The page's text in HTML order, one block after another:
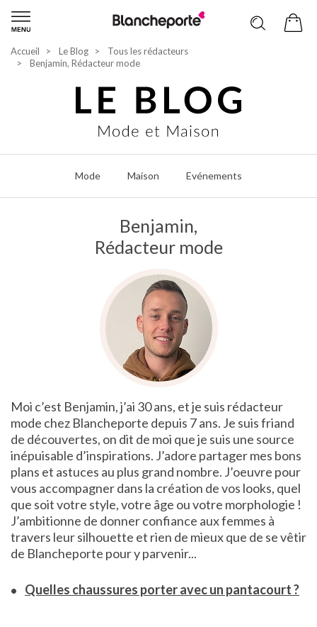
Accueil Le Blog
Tous les rédacteurs
Benjamin, Rédacteur mode
Mode Maison Evénements
Benjamin,
Rédacteur mode
Moi c’est Benjamin, j’ai 30 ans, et je suis rédacteur
mode chez Blancheporte depuis 7 ans. Je suis friand
de découvertes, on dit de moi que je suis une source
inépuisable d’inspirations. J’adore partager mes bons
plans et astuces au plus grand nombre. J’oeuvre pour
vous accompagner dans la création de vos looks, quel
que soit votre style, votre âge ou votre morphologie !
J’ambitionne de donner confiance aux femmes à
travers leur silhouette et rien de mieux que de se vêtir
de Blancheporte pour y parvenir...
Quelles chaussures porter avec un pantacourt ?